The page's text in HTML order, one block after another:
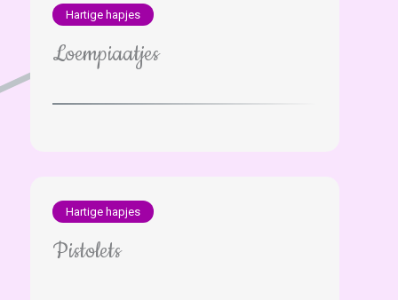
Hartige hapjes
Loempiaatjes
Hartige hapjes
Pistolets